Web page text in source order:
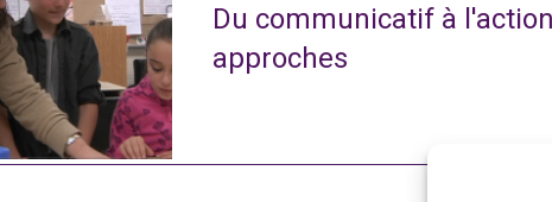
Du communicatif à
approches